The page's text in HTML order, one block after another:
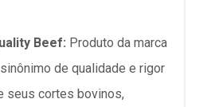
Beef: Produto da marca
de qualidade e rigor
seus cortes bovinos,